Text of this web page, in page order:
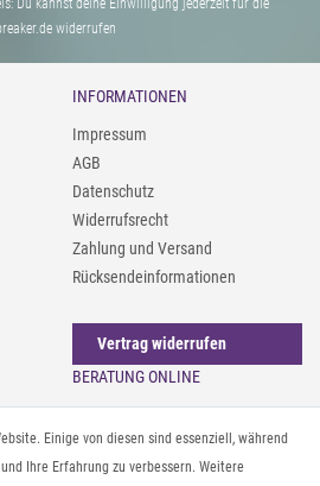
Du kannst deine Einwilligung jederzeit für die
widerrufen
INFORMATIONEN
Impressum
AGB
Datenschutz
Widerrufsrecht
Zahlung und Versand
Rücksendeinformationen
Vertrag widerrufen
BERATUNG ONLINE
Gürtel messen & kürzen
Sonnenbrillen & UV-Schutz
Textilpflege
Einige von diesen sind essenziell, während
Ihre Erfahrung zu verbessern. Weitere